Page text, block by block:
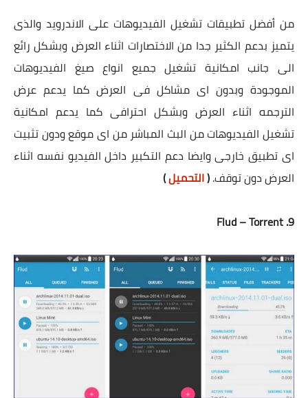
من أفضل تطبيقات تشغيل الفيديوهات على الاندرويد والذى
يتميز بدعم الكثير جدا من الاختصارات اثناء العرض وبشكل رائع
الى جانب امكانية تشغيل جميع انواع صيغ الفيديوهات
الموجودة وبدون اى مشاكل فى العرض كما يدعم عرض
الترجمه اثناء العرض وبشكل احترافى كما يدعم امكانية
تشغيل الفيديوهات من البث المباشر من اى موقع ودون تثبيت
اى تطبيق خارجى وايضا دعم التكبير داخل الفيديو نفسه اثناء
العرض دون توقف.(التحميل)
9. Flud – Torrent